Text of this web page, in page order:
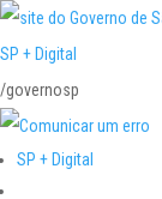
SP + Digital
/governosp
SP + Digital